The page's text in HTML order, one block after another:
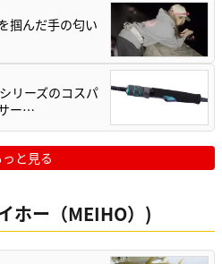
掴んだ手の匂い
リーズのコスパ
ー…
っと見る
ホー（MEIHO）)